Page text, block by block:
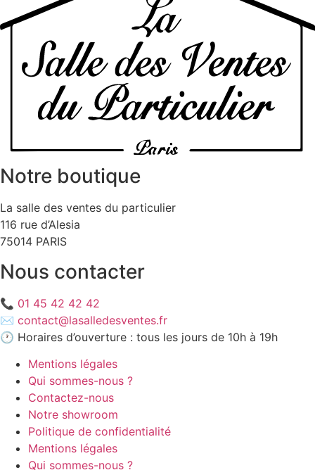
Notre boutique
La salle des ventes du particulier
116 rue d’Alesia
75014 PARIS
Nous contacter
📞 01 45 42 42 42
✉️ contact@lasalledesventes.fr
🕐 Horaires d’ouverture : tous les jours de 10h à 19h
Mentions légales
Qui sommes-nous ?
Contactez-nous
Notre showroom
Politique de confidentialité
Mentions légales
Qui sommes-nous ?